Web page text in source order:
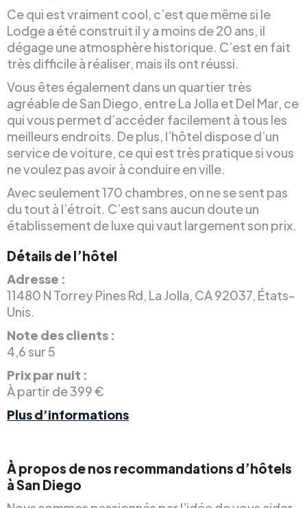
Ce qui est vraiment cool, c’est que même si le
Lodge a été construit il y a moins de 20 ans, il
dégage une atmosphère historique. C’est en fait
très difficile à réaliser, mais ils ont réussi.
Vous êtes également dans un quartier très
agréable de San Diego, entre La Jolla et Del Mar, ce
qui vous permet d’accéder facilement à tous les
meilleurs endroits. De plus, l’hôtel dispose d’un
service de voiture, ce qui est très pratique si vous
ne voulez pas avoir à conduire en ville.
Avec seulement 170 chambres, on ne se sent pas
du tout à l’étroit. C’est sans aucun doute un
établissement de luxe qui vaut largement son prix.
Détails de l’hôtel
Adresse :
11480 N Torrey Pines Rd, La Jolla, CA 92037, États-
Unis.
Note des clients :
4,6 sur 5
Prix par nuit :
À partir de 399 €
Plus d’informations
À propos de nos recommandations d’hôtels
à San Diego